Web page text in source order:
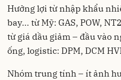
Hưởng lợi từ nhập khẩu
bay... từ Mỹ: GAS, POW,
từ giá dầu giảm – đầu vào
ống, logistic: DPM, DCM
Nhóm trung tính – ít ảnh